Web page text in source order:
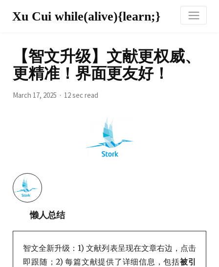
Xu Cui while(alive){learn;}
【智文升级】文献更权威、
更精准！界面更友好！
March 17, 2025 12 sec read
懒人总结
智文全新升级：1) 文献列表呈现在文章右边，点击
即跟随；2) 每篇文献提供了详细信息，包括被引